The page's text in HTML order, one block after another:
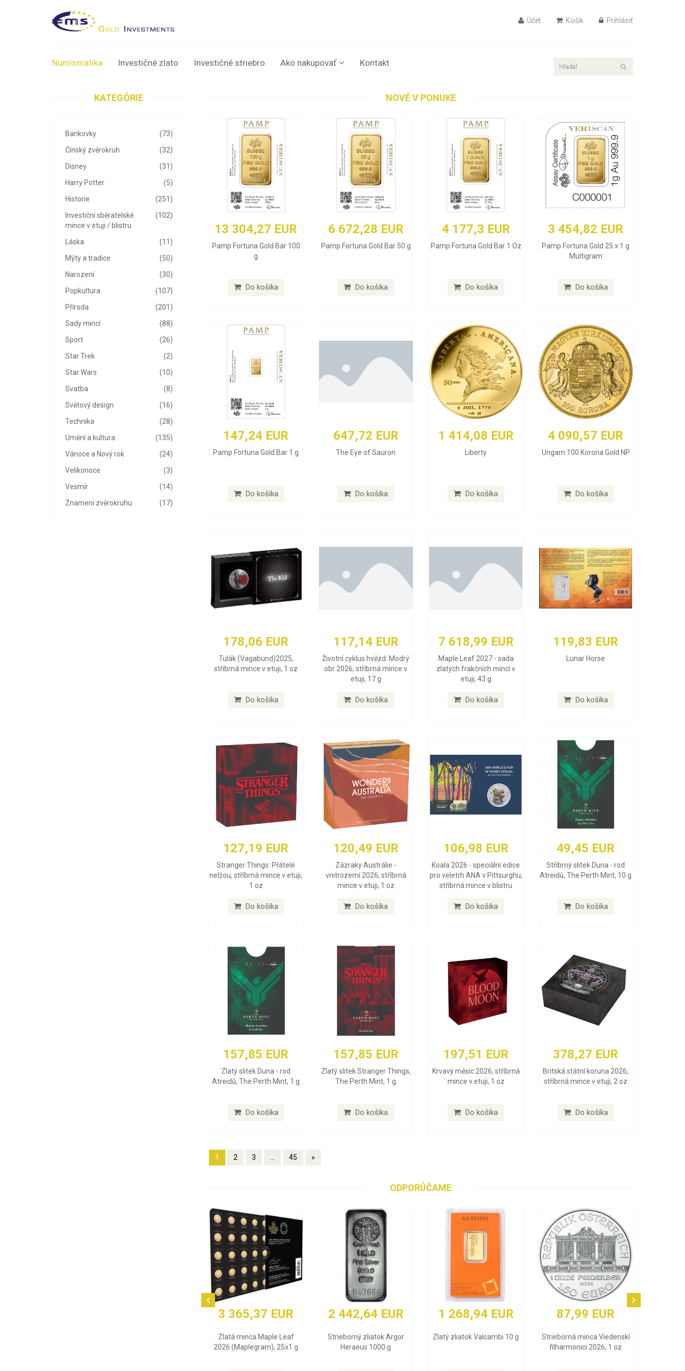
Účet Košík Prihlásiť
Numismatika Investičné zlato Investičné striebro Ako nakupovať Kontakt
KATEGÓRIE
(73)
Bankovky
(32)
Čínský zvěrokruh
(31)
Disney
(5)
Harry Potter
(251)
Historie
(102)
Investiční sběratelské
mince v etuji / blistru
(11)
Láska
(50)
Mýty a tradice
(30)
Narození
(107)
Popkultura
(201)
Příroda
(88)
Sady mincí
(26)
Sport
(2)
Star Trek
(10)
Star Wars
(8)
Svatba
(16)
Světový design
(28)
Technika
(135)
Umění a kultura
(24)
Vánoce a Nový rok
(3)
Velikonoce
(14)
Vesmír
(17)
Znamení zvěrokruhu
NOVÉ V PONUKE
13 304,27 EUR
Pamp Fortuna Gold Bar 100
g
Do košíka
6 672,28 EUR
Pamp Fortuna Gold Bar 50 g
Do košíka
4 177,3 EUR
Pamp Fortuna Gold Bar 1 Oz
Do košíka
3 454,82 EUR
Pamp Fortuna Gold 25 x 1 g
Multigram
Do košíka
147,24 EUR
Pamp Fortuna Gold Bar 1 g
Do košíka
647,72 EUR
The Eye of Sauron
Do košíka
1 414,08 EUR
Liberty
Do košíka
4 090,57 EUR
Ungarn 100 Korona Gold NP
Do košíka
178,06 EUR
Tulák (Vagabund)2025,
stříbrná mince v etuji, 1 oz
Do košíka
117,14 EUR
Životní cyklus hvězd: Modrý
obr 2026, stříbrná mince v
etuji, 17 g
Do košíka
7 618,99 EUR
Maple Leaf 2027 - sada
zlatých frakčních mincí v
etuji, 43 g
Do košíka
119,83 EUR
Lunar Horse
Do košíka
127,19 EUR
Stranger Things: Přátelé
nelžou, stříbrná mince v etuji,
1 oz
Do košíka
120,49 EUR
Zázraky Austrálie -
vnitrozemí 2026, stříbrná
mince v etuji, 1 oz
Do košíka
106,98 EUR
Koala 2026 - speciální edice
pro veletrh ANA v Pittsurghu,
stříbrná mince v blistru
Do košíka
49,45 EUR
Stříbrný slitek Duna - rod
Atreidů, The Perth Mint, 10 g
Do košíka
157,85 EUR
Zlatý slitek Duna - rod
Atreidů, The Perth Mint, 1 g
Do košíka
157,85 EUR
Zlatý slitek Stranger Things,
The Perth Mint, 1 g
Do košíka
197,51 EUR
Krvavý měsíc 2026, stříbrná
mince v etuji, 1 oz
Do košíka
378,27 EUR
Britská státní koruna 2026,
stříbrná mince v etuji, 2 oz
Do košíka
1 2 3 ... 45 »
ODPORÚČAME
3 365,37 EUR
Zlatá minca Maple Leaf
2026 (Maplegram), 25x1 g
2 442,64 EUR
Strieborný zliatok Argor
Heraeus 1000 g
1 268,94 EUR
Zlatý zliatok Valcambi 10 g
87,99 EUR
Strieborná minca Viedenskí
filharmonici 2026, 1 oz
3 848,83 EUR
Zlatý zliatok Argor Heraeus 1
Oz